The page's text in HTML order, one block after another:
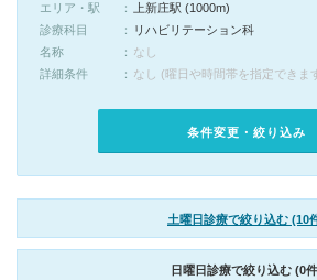
エリア・駅
上新庄駅 (1000m)
診療科目
リハビリテーション科
名称
なし
詳細条件
なし (曜日や時間帯を指定できま
条件変更・絞り込み
土曜日診療で絞り込む (10
日曜日診療で絞り込む (0